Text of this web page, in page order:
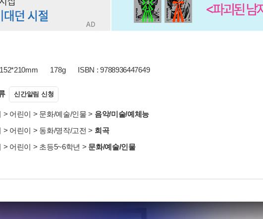
152*210mm 178g ISBN : 9788936447649
신간알림 신청
> 어린이 > 문화/예술/인물 > 음악/미술/예체능
> 어린이 > 동화/명작/고전 > 희곡
> 어린이 > 초등5~6학년 > 문화/예술/인물